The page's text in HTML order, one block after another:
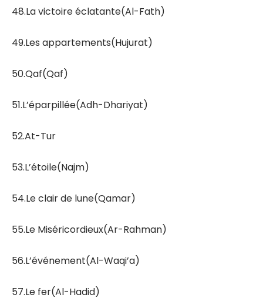
48.La victoire éclatante(Al-Fath)
49.Les appartements(Hujurat)
50.Qaf(Qaf)
51.L’éparpillée(Adh-Dhariyat)
52.At-Tur
53.L’étoile(Najm)
54.Le clair de lune(Qamar)
55.Le Miséricordieux(Ar-Rahman)
56.L’événement(Al-Waqi’a)
57.Le fer(Al-Hadid)